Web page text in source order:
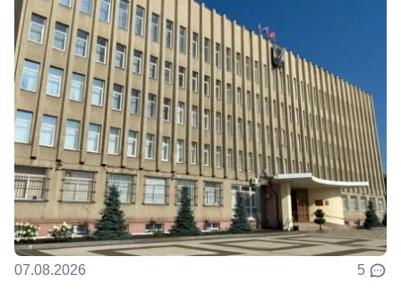
07.08.2026 5